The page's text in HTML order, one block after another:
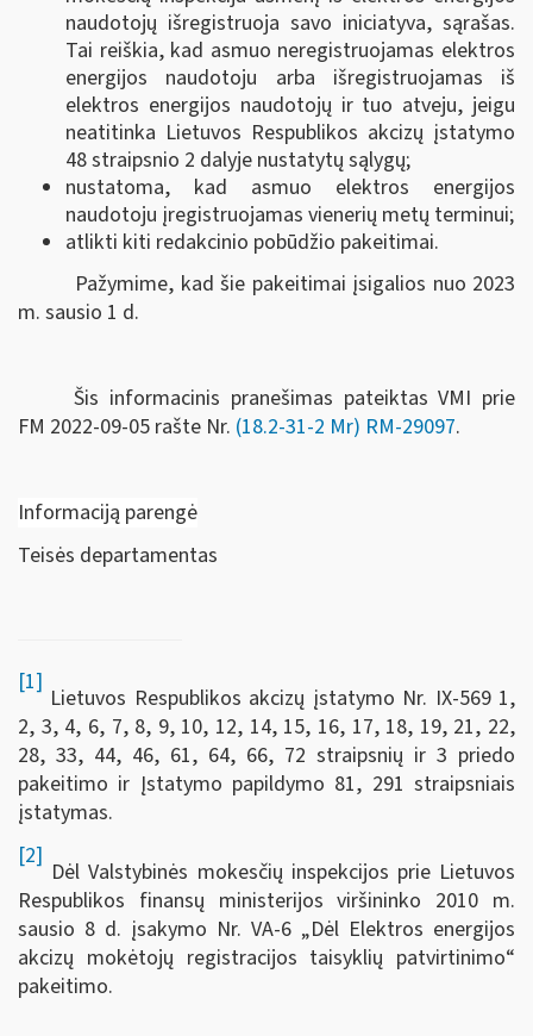
naudotojų išregistruoja savo iniciatyva, sąrašas.
Tai reiškia, kad asmuo neregistruojamas elektros
energijos naudotoju arba išregistruojamas iš
elektros energijos naudotojų ir tuo atveju, jeigu
neatitinka Lietuvos Respublikos akcizų įstatymo
48 straipsnio 2 dalyje nustatytų sąlygų;
nustatoma, kad asmuo elektros energijos
naudotoju įregistruojamas vienerių metų terminui;
atlikti kiti redakcinio pobūdžio pakeitimai.
Pažymime, kad šie pakeitimai įsigalios nuo 2023
m. sausio 1 d.
Šis informacinis pranešimas pateiktas VMI prie
FM 2022-09-05 rašte Nr. (18.2-31-2 Mr) RM-29097.
Informaciją parengė
Teisės departamentas
[1]
Lietuvos Respublikos akcizų įstatymo Nr. IX-569 1,
2, 3, 4, 6, 7, 8, 9, 10, 12, 14, 15, 16, 17, 18, 19, 21, 22,
28, 33, 44, 46, 61, 64, 66, 72 straipsnių ir 3 priedo
pakeitimo ir Įstatymo papildymo 81, 291 straipsniais
įstatymas.
[2]
Dėl Valstybinės mokesčių inspekcijos prie Lietuvos
Respublikos finansų ministerijos viršininko 2010 m.
sausio 8 d. įsakymo Nr. VA-6 „Dėl Elektros energijos
akcizų mokėtojų registracijos taisyklių patvirtinimo“
pakeitimo.